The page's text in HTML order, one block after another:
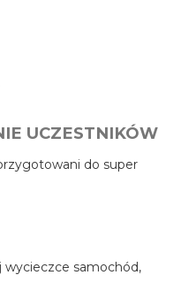
UCZESTNIKÓW
do super
samochód,